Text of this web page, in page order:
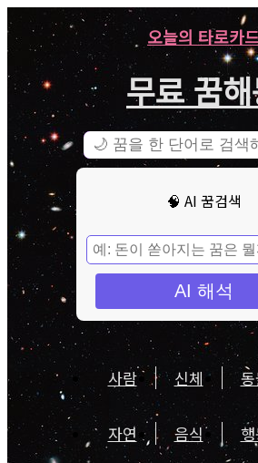
오늘의 타로카
무료 꿈
🧠 AI 꿈검색
AI 해석
사람 신체
자연 음식